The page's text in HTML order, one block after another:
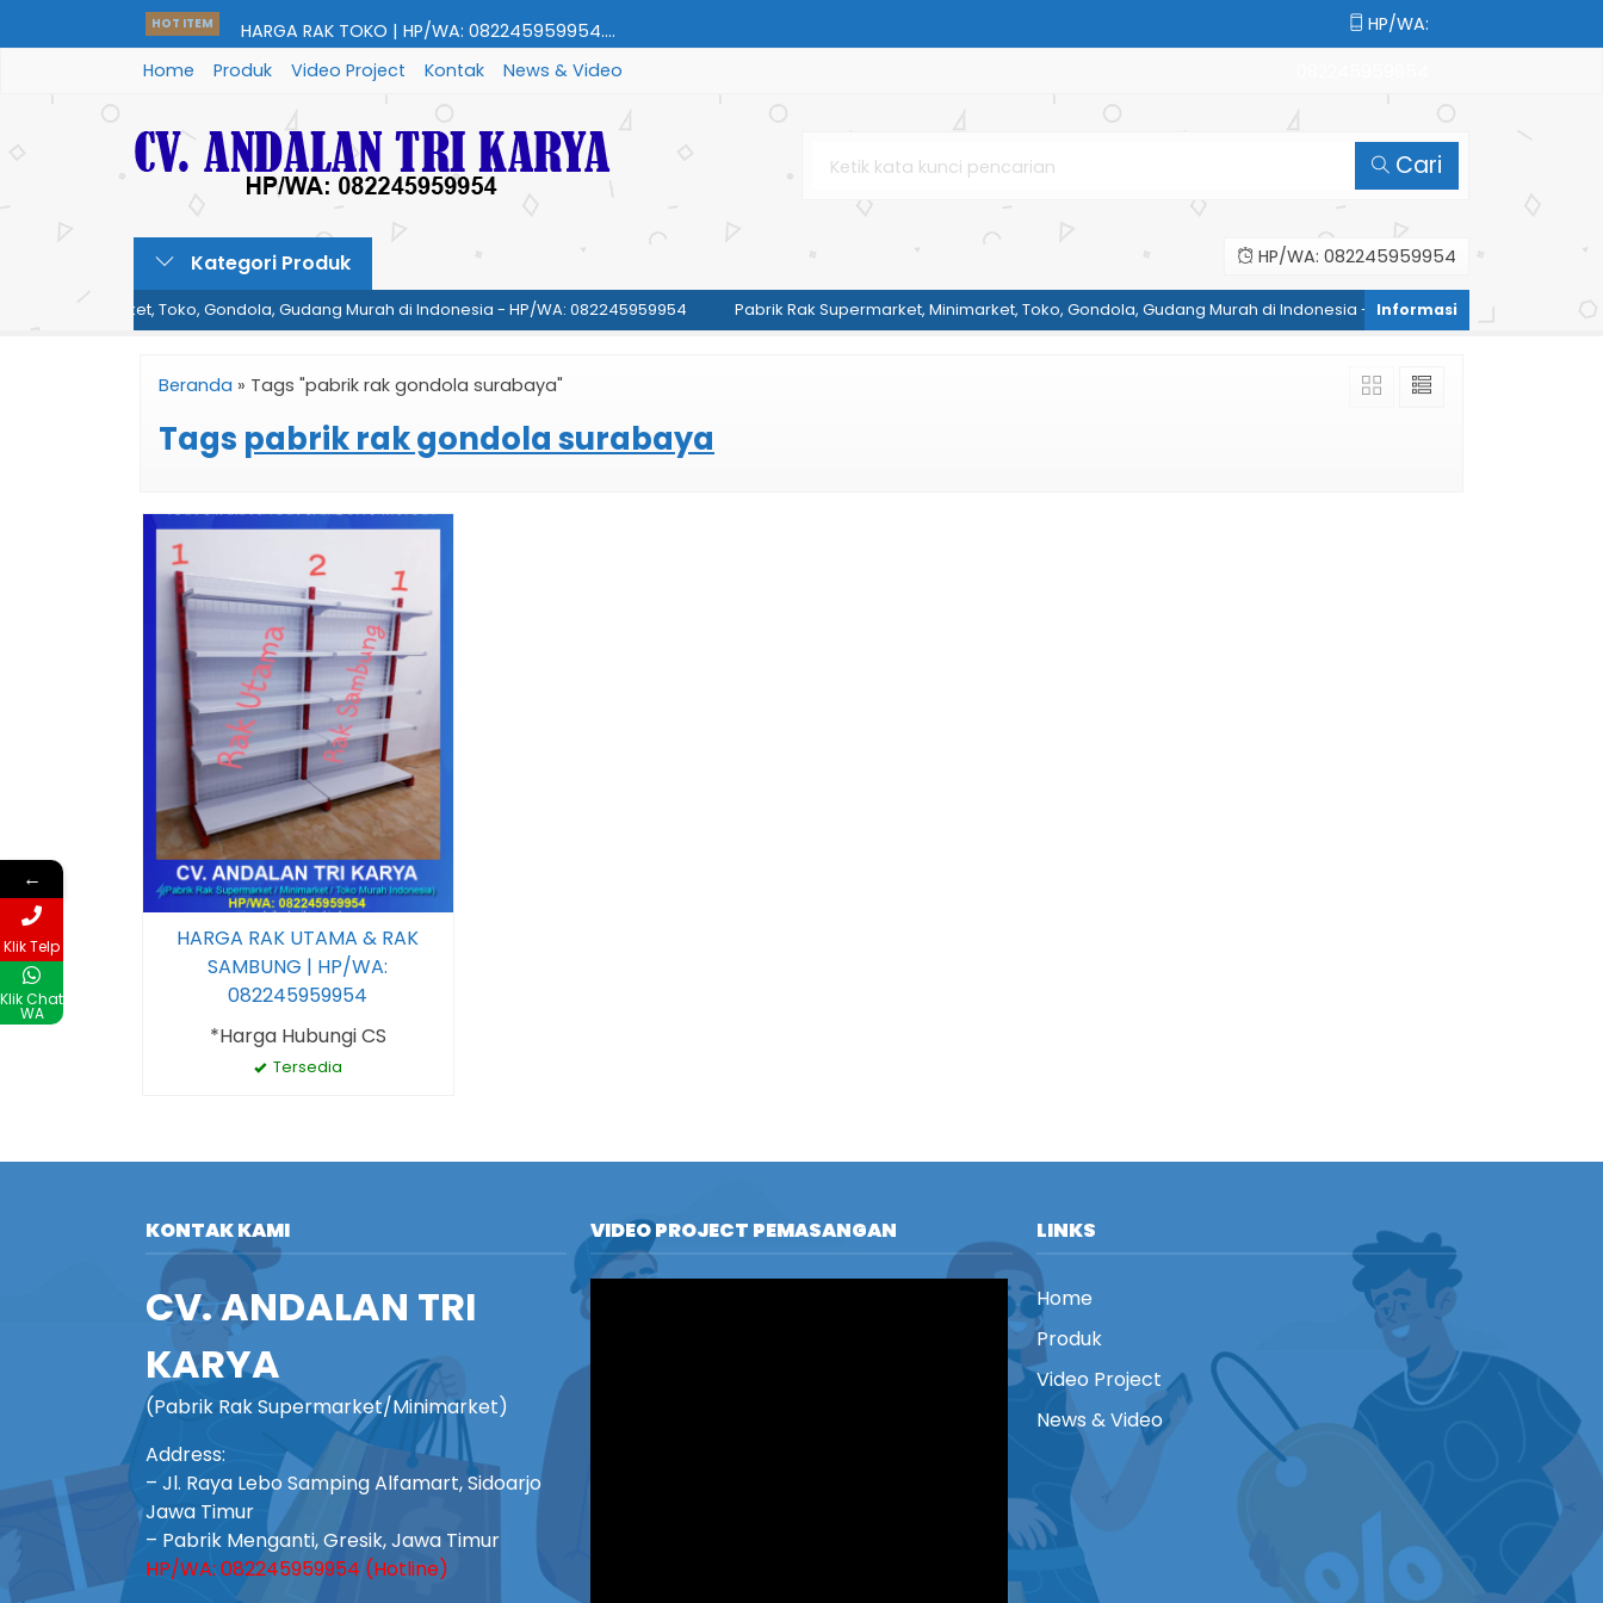
HOT ITEM HARGA RAK TOKO | HP/WA: 082245959954....
HARGA MEJA KASIR | HP/WA: 082245959954....
HARGA RAK GUDANG | HP/WA: 082245959954....
HARGA RAK SUPERMARKET/MINIMARKET | HP/WA:
08224595995....
HP/WA:
Home Produk Video Project Kontak News & Video
Cari
Kategori Produk HP/WA: 082245959954
Minimarket, Toko, Gondola, Gudang Murah di Indonesia - HP/WA: 082245959954 Pabrik Rak Supermarket, Minimarket, Toko, Gondola, Gudang Murah di Indonesia - HP/WA: 082245959954
Beranda » Tags "pabrik rak gondola surabaya"
Tags pabrik rak gondola surabaya
HARGA RAK UTAMA & RAK
SAMBUNG | HP/WA:
082245959954
*Harga Hubungi CS
Tersedia
KONTAK KAMI
CV. ANDALAN TRI
KARYA
(Pabrik Rak Supermarket/Minimarket)
Address:
– Jl. Raya Lebo Samping Alfamart, Sidoarjo
Jawa Timur
– Pabrik Menganti, Gresik, Jawa Timur
HP/WA: 082245959954 (Hotline)
VIDEO PROJECT PEMASANGAN LINKS
Home
Produk
Video Project
News & Video
←
Klik Telp
Klik Chat
WA